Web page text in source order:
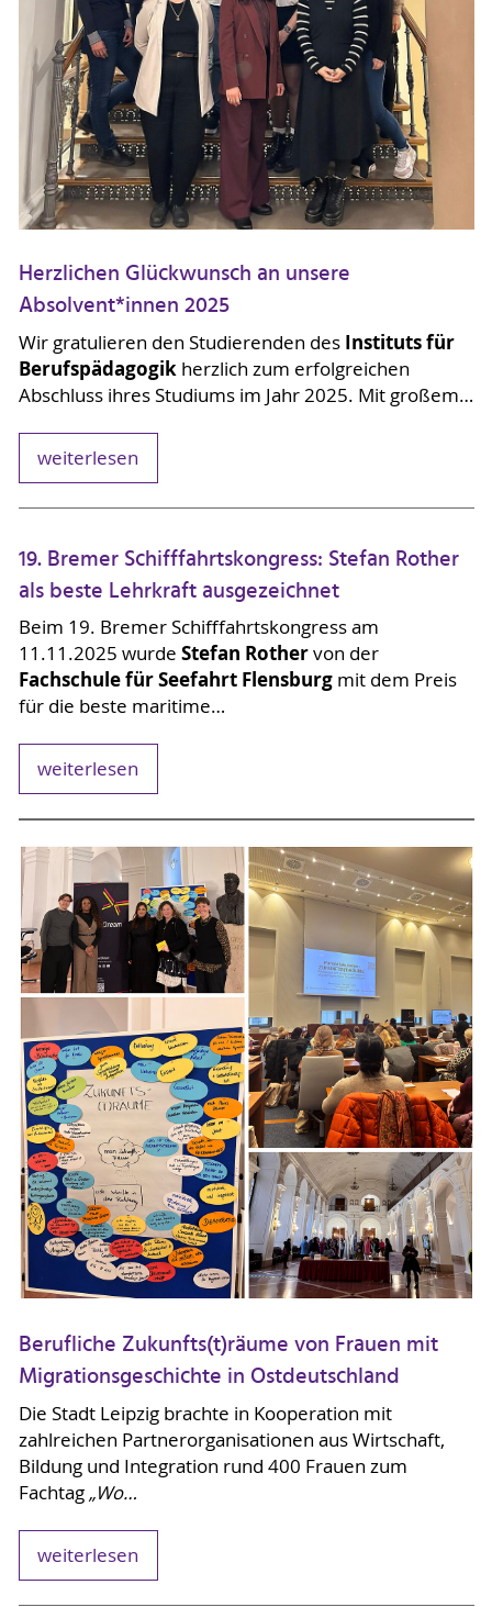
Herzlichen Glückwunsch an unsere
Absolvent*innen 2025
Wir gratulieren den Studierenden des Instituts für
Berufspädagogikherzlich zum erfolgreichen
Abschluss ihres Studiums im Jahr 2025. Mit großem…
weiterlesen
19. Bremer Schifffahrtskongress: Stefan Rother
als beste Lehrkraft ausgezeichnet
Beim 19. Bremer Schifffahrtskongress am
11.11.2025 wurde Stefan Rothervon der
Fachschule für Seefahrt Flensburg mit dem Preis
für die beste maritime…
weiterlesen
Berufliche Zukunfts(t)räume von Frauen mit
Migrationsgeschichte in Ostdeutschland
Die Stadt Leipzig brachte in Kooperation mit
zahlreichen Partnerorganisationen aus Wirtschaft,
Bildung und Integration rund 400 Frauen zum
Fachtag„Wo…
weiterlesen